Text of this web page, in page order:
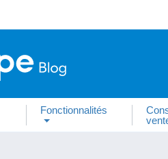
Fonctionnalités